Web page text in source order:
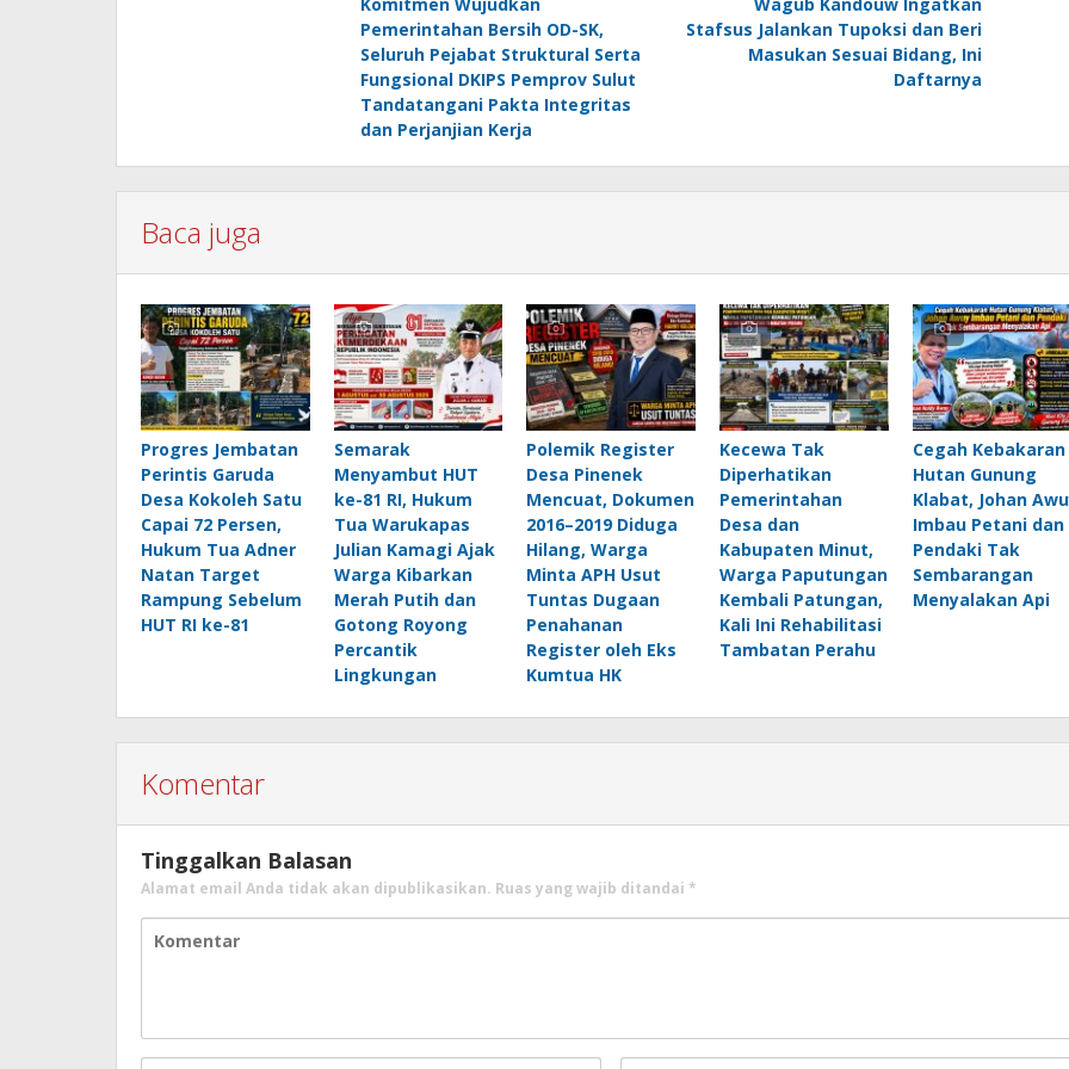
pos
Pemerintahan Bersih OD-SK,
Seluruh Pejabat Struktural Serta
Fungsional DKIPS Pemprov Sulut
Tandatangani Pakta Integritas
dan Perjanjian Kerja
Stafsus Jalankan Tupoksi dan Beri
Masukan Sesuai Bidang, Ini
Daftarnya
Baca juga
Progres Jembatan
Perintis Garuda
Desa Kokoleh Satu
Capai 72 Persen,
Hukum Tua Adner
Natan Target
Rampung Sebelum
HUT RI ke-81
Semarak
Menyambut HUT
ke-81 RI, Hukum
Tua Warukapas
Julian Kamagi Ajak
Warga Kibarkan
Merah Putih dan
Gotong Royong
Percantik
Lingkungan
Polemik Register
Desa Pinenek
Mencuat, Dokumen
2016–2019 Diduga
Hilang, Warga
Minta APH Usut
Tuntas Dugaan
Penahanan
Register oleh Eks
Kumtua HK
Kecewa Tak
Diperhatikan
Pemerintahan
Desa dan
Kabupaten Minut,
Warga Paputungan
Kembali Patungan,
Kali Ini Rehabilitasi
Tambatan Perahu
Cegah Kebakaran
Hutan Gunung
Klabat, Johan
Imbau Petani dan
Pendaki Tak
Sembarangan
Menyalakan Api
Komentar
Tinggalkan Balasan
Alamat email Anda tidak akan dipublikasikan. Ruas yang wajib ditandai *